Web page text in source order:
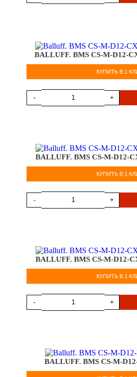
BALLUFF. BMS CS-M-D12-
КУПИТЬ В 1
- +
BALLUFF. BMS CS-M-D12-
КУПИТЬ В 1
- +
BALLUFF. BMS CS-M-D12-
КУПИТЬ В 1
- +
BALLUFF. BMS CS-M-